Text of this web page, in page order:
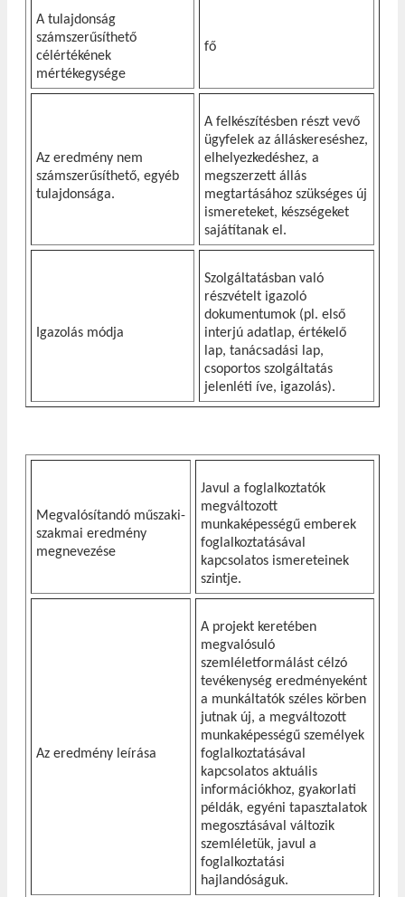
A tulajdonság
számszerűsíthető
célértékének
mértékegysége
fő
Az eredmény nem
számszerűsíthető, egyéb
tulajdonsága.
A felkészítésben részt vevő
ügyfelek az álláskereséshez,
elhelyezkedéshez, a
megszerzett állás
megtartásához szükséges új
ismereteket, készségeket
sajátítanak el.
Igazolás módja
Szolgáltatásban való
részvételt igazoló
dokumentumok (pl. első
interjú adatlap, értékelő
lap, tanácsadási lap,
csoportos szolgáltatás
jelenléti íve, igazolás).
Megvalósítandó műszaki-
szakmai eredmény
megnevezése
Javul a foglalkoztatók
megváltozott
munkaképességű emberek
foglalkoztatásával
kapcsolatos ismereteinek
szintje.
Az eredmény leírása
A projekt keretében
megvalósuló
szemléletformálást célzó
tevékenység eredményeként
a munkáltatók széles körben
jutnak új, a megváltozott
munkaképességű személyek
foglalkoztatásával
kapcsolatos aktuális
információkhoz, gyakorlati
példák, egyéni tapasztalatok
megosztásával változik
szemléletük, javul a
foglalkoztatási
hajlandóságuk.